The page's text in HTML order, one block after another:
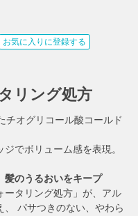
お気に入りに登録する
リング処方
チオグリコール酸コールド
でボリューム感を表現。
髪のうるおいをキープ
ータリング処方」が、アル
パサつきのない、やわら